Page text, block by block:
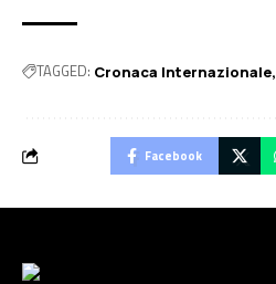
TAGGED: Cronaca Internazionale
Facebook